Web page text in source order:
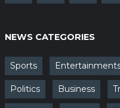
NEWS CATEGORIES
Sports
Politics Business